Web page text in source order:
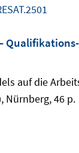
auf die
Nürnberg, 46 p.